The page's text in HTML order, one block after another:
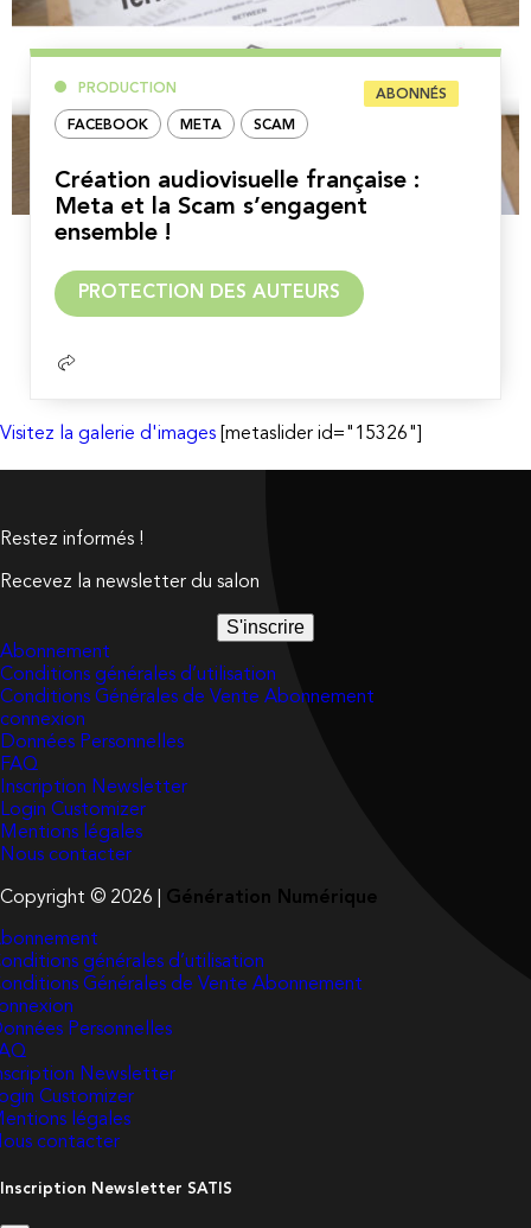
PRODUCTION ABONNÉS
FACEBOOK META SCAM
Création audiovisuelle française :
Meta et la Scam s’engagent
ensemble !
PROTECTION DES AUTEURS
Visitez la galerie d'images [metaslider id="15326"]
Restez informés !
Recevez la newsletter du salon
S'inscrire
Abonnement
Conditions générales d’utilisation
Conditions Générales de Vente Abonnement
connexion
Données Personnelles
FAQ
Inscription Newsletter
Login Customizer
Mentions légales
Nous contacter
Copyright © 2026 | Génération Numérique
générales d’utilisation
Générales de Vente Abonnement
Personnelles
Newsletter
Customizer
légales
contacter
Inscription Newsletter SATIS